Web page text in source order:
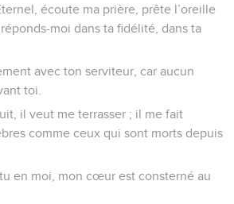
écoute ma prière, prête l’oreille
moi dans ta fidélité, dans ta
avec ton serviteur, car aucun
toi.
il veut me terrasser ; il me fait
comme ceux qui sont morts depuis
en moi, mon cœur est consterné au